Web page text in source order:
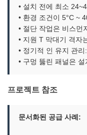
• 설치 전에 최소
• 환경 조건이 5°C ~
• 절단 작업은 비스먼
• 지원 T 막대기 격자
• 정기적 인 유지 관
• 구멍 뚫린 패널은
프로젝트 참조
문서화된 공급 사례: